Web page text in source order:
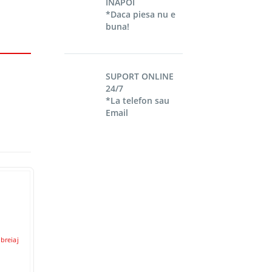
*Daca piesa nu e
buna!
SUPORT ONLINE
24/7
*La telefon sau
Email